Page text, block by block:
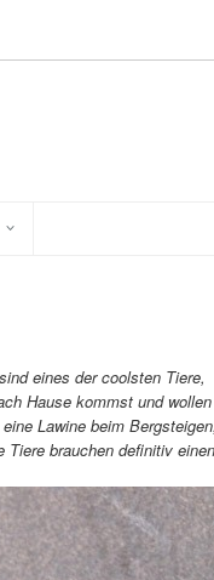
eines der coolsten Tiere,
Hause kommst und wollen
Lawine beim Bergsteigen,
Tiere brauchen definitiv einen